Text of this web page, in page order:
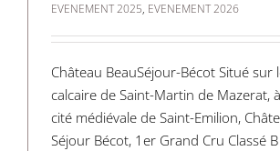
EVENEMENT 2025, EVENEMENT 2026
Château BeauSéjour-Bécot Situé sur
calcaire de Saint-Martin de Mazerat,
cité médiévale de Saint-Emilion,
Séjour Bécot, 1er Grand Cru Classé